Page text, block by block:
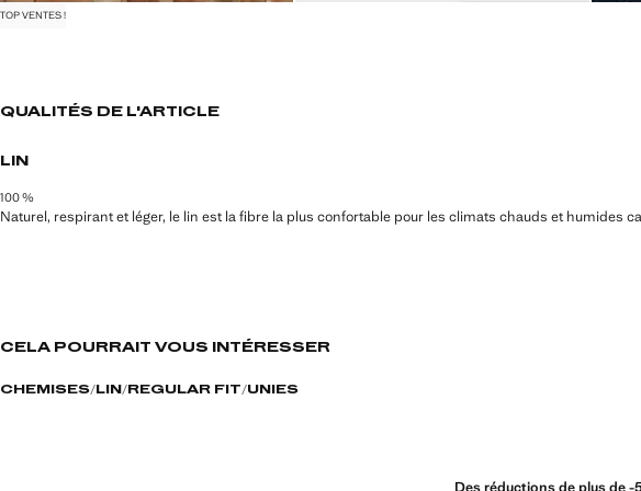
TOP VENTES !
QUALITÉS DE L'ARTICLE
LIN
100 %
Naturel, respirant et léger, le lin est la fibre la plus confortable pour les climats chauds et humides
CELA POURRAIT VOUS INTÉRESSER
CHEMISES LIN REGULAR FIT UNIES
Des réductions de plus de